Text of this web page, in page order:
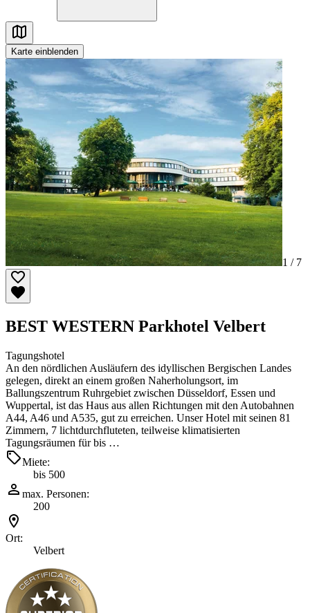
Karte einblenden
1 / 7
BEST WESTERN Parkhotel Velbert
Tagungshotel
An den nördlichen Ausläufern des idyllischen Bergischen Landes
gelegen, direkt an einem großen Naherholungsort, im
Ballungszentrum Ruhrgebiet zwischen Düsseldorf, Essen und
Wuppertal, ist das Haus aus allen Richtungen mit den Autobahnen
A44, A46 und A535, gut zu erreichen. Unser Hotel mit seinen 81
Zimmern, 7 lichtdurchfluteten, teilweise klimatisierten
Tagungsräumen für bis …
Miete:
bis 500
max. Personen:
200
Ort:
Velbert